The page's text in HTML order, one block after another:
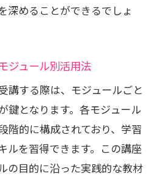
深めることができるでしょ
ジュール別活用法
講する際は、モジュールごと
鍵となります。各モジュール
階的に構成されており、学習
ルを習得できます。この講座
の目的に沿った実践的な教材